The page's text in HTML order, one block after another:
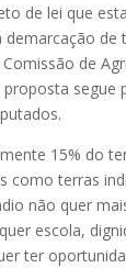
de lei que
de
Comissão de
proposta segue
15% do
como terras
não quer
escola,
ter